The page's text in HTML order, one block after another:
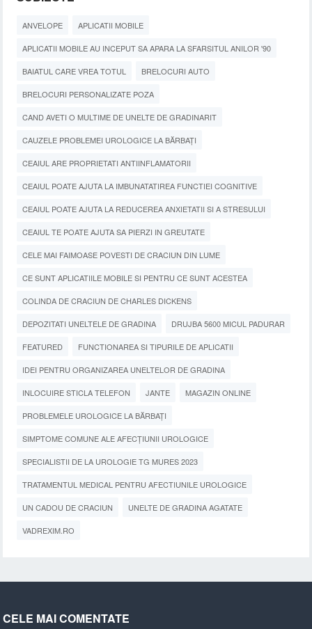
ANVELOPE APLICATII MOBILE
APLICATII MOBILE AU INCEPUT SA APARA LA SFARSITUL ANILOR '90
BAIATUL CARE VREA TOTUL BRELOCURI AUTO
BRELOCURI PERSONALIZATE POZA
CAND AVETI O MULTIME DE UNELTE DE GRADINARIT
CAUZELE PROBLEMEI UROLOGICE LA BĂRBAȚI
CEAIUL ARE PROPRIETATI ANTIINFLAMATORII
CEAIUL POATE AJUTA LA IMBUNATATIREA FUNCTIEI COGNITIVE
CEAIUL POATE AJUTA LA REDUCEREA ANXIETATII SI A STRESULUI
CEAIUL TE POATE AJUTA SA PIERZI IN GREUTATE
CELE MAI FAIMOASE POVESTI DE CRACIUN DIN LUME
CE SUNT APLICATIILE MOBILE SI PENTRU CE SUNT ACESTEA
COLINDA DE CRACIUN DE CHARLES DICKENS
DEPOZITATI UNELTELE DE GRADINA DRUJBA 5600 MICUL PADURAR
FEATURED FUNCTIONAREA SI TIPURILE DE APLICATII
IDEI PENTRU ORGANIZAREA UNELTELOR DE GRADINA
INLOCUIRE STICLA TELEFON JANTE MAGAZIN ONLINE
PROBLEMELE UROLOGICE LA BĂRBAȚI
SIMPTOME COMUNE ALE AFECȚIUNII UROLOGICE
SPECIALISTII DE LA UROLOGIE TG MURES 2023
TRATAMENTUL MEDICAL PENTRU AFECTIUNILE UROLOGICE
UN CADOU DE CRACIUN UNELTE DE GRADINA AGATATE
VADREXIM.RO
CELE MAI COMENTATE